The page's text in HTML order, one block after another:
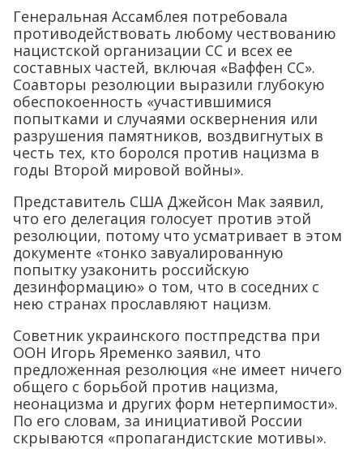
Генеральная Ассамблея потребовала
противодействовать любому чествованию
нацистской организации СС и всех ее
составных частей, включая «Ваффен СС».
Соавторы резолюции выразили глубокую
обеспокоенность «участившимися
попытками и случаями осквернения или
разрушения памятников, воздвигнутых в
честь тех, кто боролся против нацизма в
годы Второй мировой войны».
Представитель США Джейсон Мак заявил,
что его делегация голосует против этой
резолюции, потому что усматривает в этом
документе «тонко завуалированную
попытку узаконить российскую
дезинформацию» о том, что в соседних с
нею странах прославляют нацизм.
Советник украинского постпредства при
ООН Игорь Яременко заявил, что
предложенная резолюция «не имеет ничего
общего с борьбой против нацизма,
неонацизма и других форм нетерпимости».
По его словам, за инициативой России
скрываются «пропагандистские мотивы».